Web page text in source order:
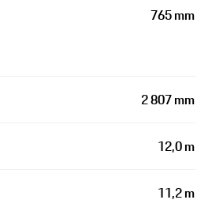
765 mm
2 807 mm
12,0 m
11,2 m